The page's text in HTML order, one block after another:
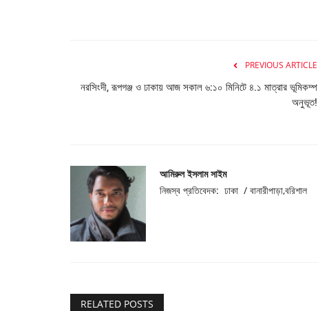
PREVIOUS ARTICLE
নরসিংদী, রূপগঞ্জ ও ঢাকায় আজ সকাল ৬:১০ মিনিটে ৪.১ মাত্রার ভূমিকম্প
অনুভূত!
আমিরুল ইসলাম সাইম
নিজস্ব প্রতিবেদক: ঢাকা / বানারীপাড়া,বরিশাল
RELATED POSTS